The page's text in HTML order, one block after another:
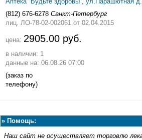
(812) 676-6278 Санкт-Петербург
лиц. ЛО-78-02-002061 от 02.04.2015
цена: 2905.00 руб.
в наличии: 1
данные на: 06.08.26 07:00
(заказ по
телефону)
» Помощь:
Наш сайт не осуществляет торговлю